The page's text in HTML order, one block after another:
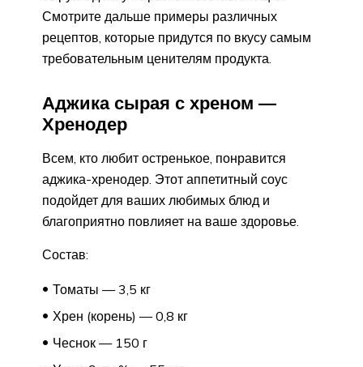
Смотрите дальше примеры различных
рецептов, которые придутся по вкусу самым
требовательным ценителям продукта.
Аджика сырая с хреном —
Хренодер
Всем, кто любит остренькое, понравится
аджика-хренодер. Этот аппетитный соус
подойдет для ваших любимых блюд и
благоприятно повлияет на ваше здоровье.
Состав:
Томаты — 3,5 кг
Хрен (корень) — 0,8 кг
Чеснок — 150 г